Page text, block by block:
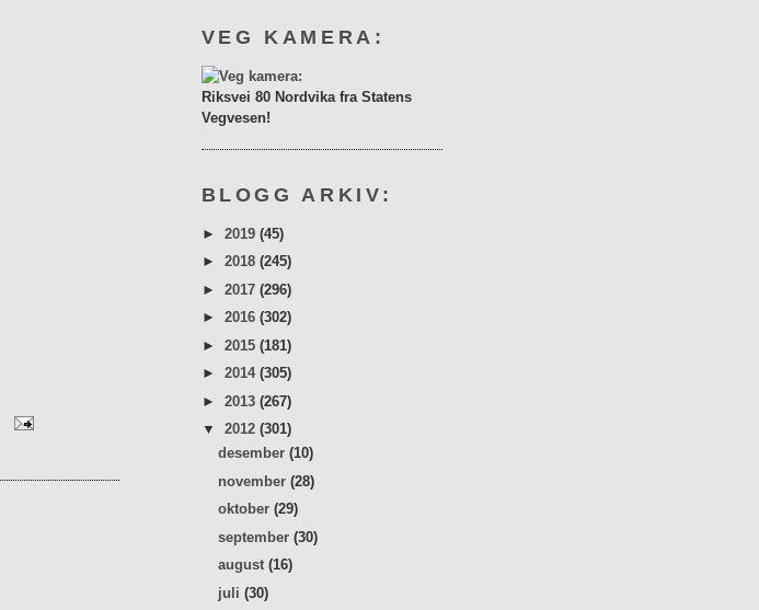
VEG KAMERA:
Riksvei 80 Nordvika fra Statens
Vegvesen!
BLOGG ARKIV:
► 2019 (45)
► 2018 (245)
► 2017 (296)
► 2016 (302)
► 2015 (181)
► 2014 (305)
► 2013 (267)
▼ 2012 (301)
desember(10)
november(28)
oktober(29)
september(30)
august(16)
juli(30)